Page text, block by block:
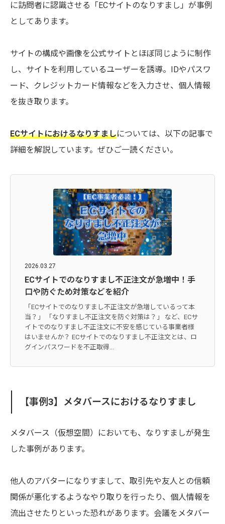
に訪問者に認識させる「ECサイトのなりすまし」が事例
としてあります。
サイトの構成や画像を公式サイトとほぼ同じように制作
し、サイトを利用しているユーザーを誘導。IDやパスワ
ード、クレジットカード情報などを入力させ、個人情報
を抜き取ります。
ECサイトにおけるなりすましについては、以下の記事で
詳細を解説しています。ぜひご一読ください。
2026.03.27
ECサイトでのなりすまし不正注文が急増中！手
口や防ぐため対策などを紹介
「ECサイトでのなりすまし不正注文が急増しているって本
当？」 「なりすまし不正注文を防ぐ対策は？」 など、ECサ
イトでのなりすまし不正注文に不安を感じている事業者様
はいませんか？ ECサイトでのなりすまし不正注文とは、ロ
グインパスワードを不正取得...
【事例3】メタバースにおけるなりすまし
メタバース（仮想空間）においても、なりすましが発生
した事例があります。
他人のアバターになりすまして、取引先や友人との信頼
関係が悪化するようなやり取りを行ったり、個人情報を
流出させたりといった恐れがあります。会議をメタバー